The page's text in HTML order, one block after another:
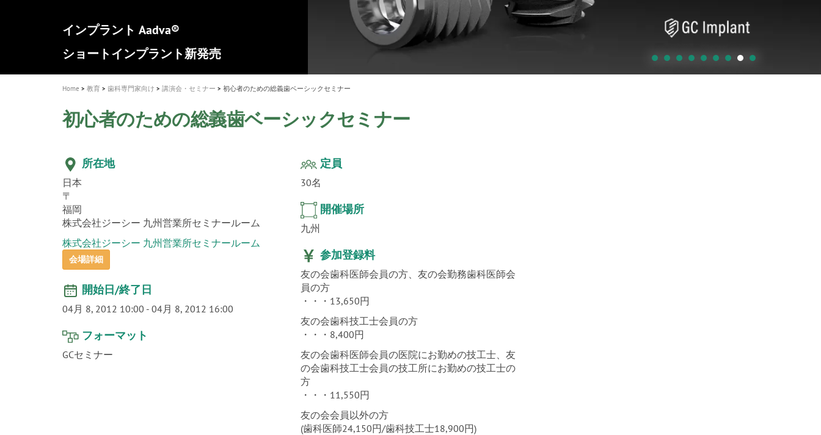
t
o
n
A healthy smile greatly contributes to your
quality of life
新発売 エバーエックス フロー
製品の詳細情報はこちら
「セラスマート テクノロジーブック」公
開
「イニシャル LiSi（リジ）ブロック テクノ
ロジーブック」公開
歯を内部まで白くする
医療ホワイトニング ティオン®
新製品 イオム ナゴミ for DH
専用サイトはこちら
新製品バキュクレーブ 118 / 318 Prime
製品の詳細情報はこちら
インプラント Aadva®
ショートインプラント新発売
GCグループ企業
Home 教育 歯科専門家向け 講演会・セミナー 初心者のための総義歯ベーシックセミナー
初心者のための総義歯ベーシックセミナー
所在地
日本
〒
福岡
株式会社ジーシー 九州営業所セミナールーム
株式会社ジーシー 九州営業所セミナールーム
会場詳細
開始日/終了日
04月 8, 2012 10:00 - 04月 8, 2012 16:00
フォーマット
GCセミナー
定員
30名
開催場所
九州
参加登録料
友の会歯科医師会員の方、友の会勤務歯科医師会
員の方
・・・13,650円
友の会歯科技工士会員の方
・・・8,400円
友の会歯科医師会員の医院にお勤めの技工士、友
の会歯科技工士会員の技工所にお勤めの技工士の
方
・・・11,550円
友の会会員以外の方
(歯科医師24,150円/歯科技工士18,900円)